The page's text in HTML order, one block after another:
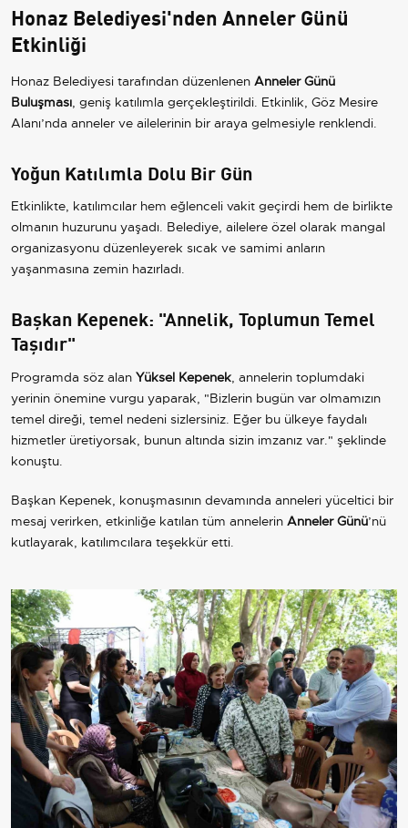
Honaz Belediyesi'nden Anneler Günü
Etkinliği
Honaz Belediyesi tarafından düzenlenen Anneler Günü
Buluşması, geniş katılımla gerçekleştirildi. Etkinlik, Göz Mesire
Alanı’nda anneler ve ailelerinin bir araya gelmesiyle renklendi.
Yoğun Katılımla Dolu Bir Gün
Etkinlikte, katılımcılar hem eğlenceli vakit geçirdi hem de birlikte
olmanın huzurunu yaşadı. Belediye, ailelere özel olarak mangal
organizasyonu düzenleyerek sıcak ve samimi anların
yaşanmasına zemin hazırladı.
Başkan Kepenek: "Annelik, Toplumun Temel
Taşıdır"
Programda söz alan Yüksel Kepenek, annelerin toplumdaki
yerinin önemine vurgu yaparak, "Bizlerin bugün var olmamızın
temel direği, temel nedeni sizlersiniz. Eğer bu ülkeye faydalı
hizmetler üretiyorsak, bunun altında sizin imzanız var." şeklinde
konuştu.
Başkan Kepenek, konuşmasının devamında anneleri yüceltici bir
mesaj verirken, etkinliğe katılan tüm annelerin Anneler Günü’nü
kutlayarak, katılımcılara teşekkür etti.